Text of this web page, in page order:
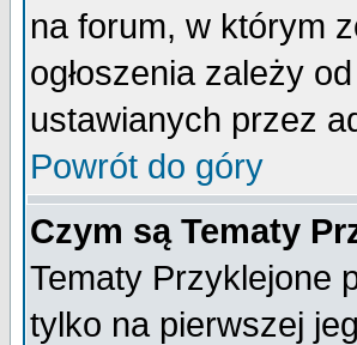
na forum, w którym
ogłoszenia zależy
ustawianych przez
Powrót do góry
Czym są Tematy
Tematy Przyklejone
tylko na pierwszej